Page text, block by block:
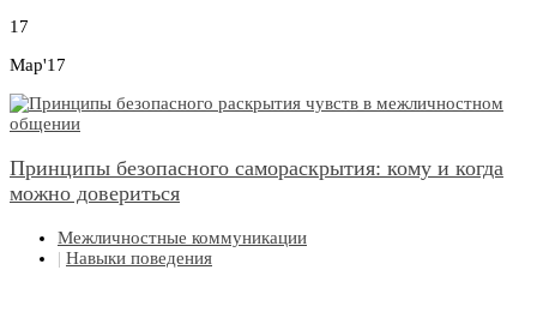
17
Мар'17
Принципы безопасного самораскрытия: кому и когда
можно довериться
Межличностные коммуникации
| Навыки поведения